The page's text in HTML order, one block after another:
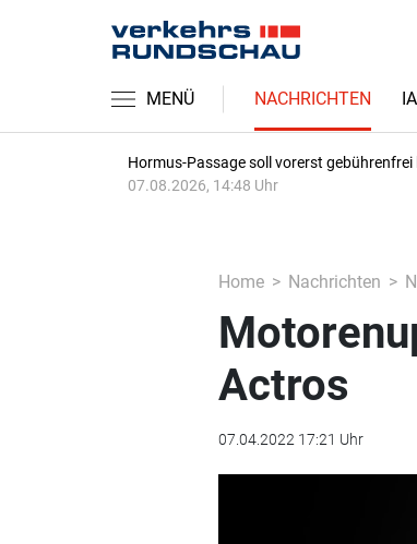
MENÜ NACHRICHTEN
Hormus-Passage soll vorerst gebührenfrei
07.08.2026, 14:48 Uhr
Home Nachrichten
Actros
07.04.2022 17:21 Uhr